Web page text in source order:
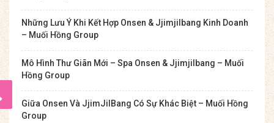
Những Lưu Ý Khi Kết Hợp Onsen & Jjimjilbang Kinh Doanh
– Muối Hồng Group
Mô Hình Thư Giãn Mới – Spa Onsen & Jjimjilbang – Muối
Hồng Group
Giữa Onsen Và JjimJilBang Có Sự Khác Biệt – Muối Hồng
Group